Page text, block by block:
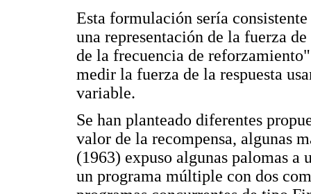
Esta formulación sería
una representación de la fuerza
de la frecuencia de
medir la fuerza de la respuesta
variable.
Se han planteado diferentes
valor de la recompensa, algunas
(1963) expuso algunas palomas
un programa múltiple con dos